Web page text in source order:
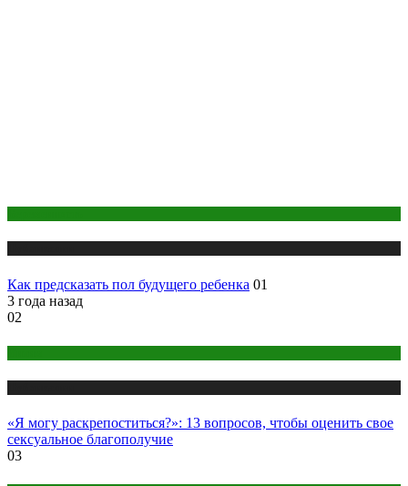
Как предсказать пол будущего ребенка 01
3 года назад
02
«Я могу раскрепоститься?»: 13 вопросов, чтобы оценить свое
сексуальное благополучие
03